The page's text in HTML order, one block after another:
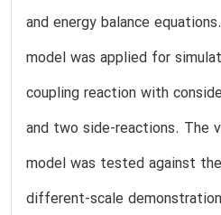
and energy balance
model was applied for
coupling reaction with
and two side-reactions. The
model was tested against
different-scale